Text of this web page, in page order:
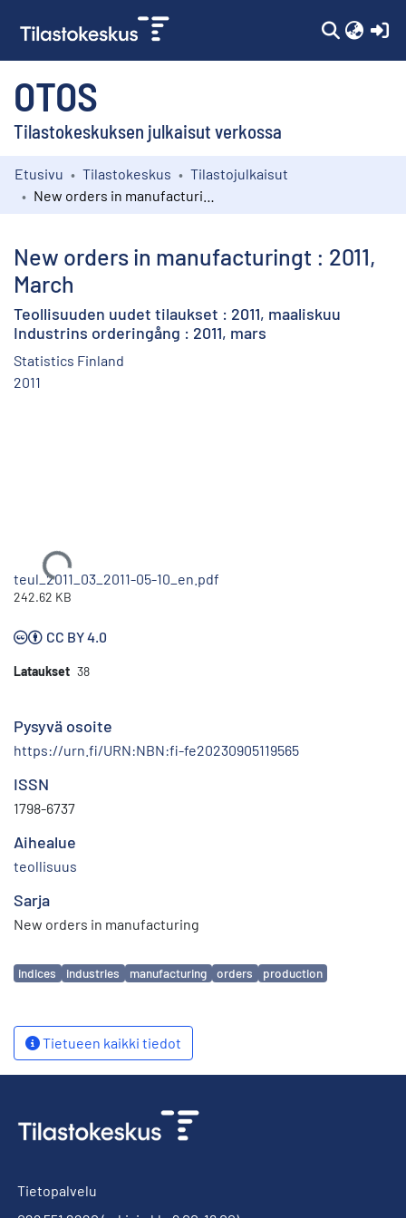
OTOS
Tilastokeskuksen julkaisut verkossa
Kokoelmat
Etusivu Tilastokeskus
Tilastojulkaisut
New orders in manufacturingt : 2011,
March
Teollisuuden uudet tilaukset : 2011, maaliskuu
Industrins orderingång : 2011, mars
Statistics Finland
2011
Ladataan...
teul_2011_03_2011-05-10_en.pdf
242.62 KB
CC BY 4.0
Lataukset 38
Pysyvä osoite
https://urn.fi/URN:NBN:fi-fe20230905119565
ISSN
1798-6737
Aihealue
teollisuus
Sarja
New orders in manufacturing
Avainsanat
indices industries manufacturing orders production
Tietueen kaikki tiedot
Tietopalvelu